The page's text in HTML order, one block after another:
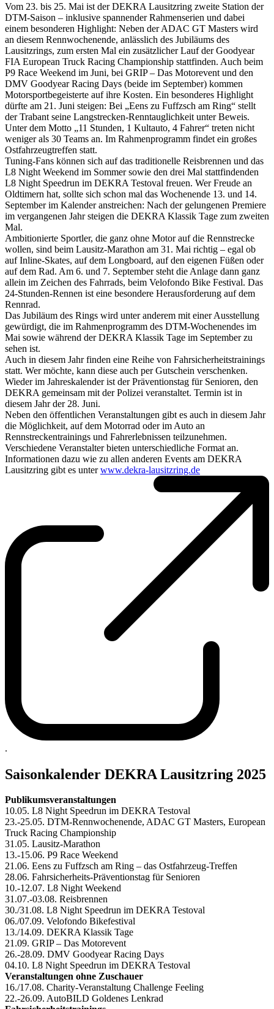
Vom 23. bis 25. Mai ist der DEKRA Lausitzring zweite Station der
DTM-Saison – inklusive spannender Rahmenserien und dabei
einem besonderen Highlight: Neben der ADAC GT Masters wird
an diesem Rennwochenende, anlässlich des Jubiläums des
Lausitzrings, zum ersten Mal ein zusätzlicher Lauf der Goodyear
FIA European Truck Racing Championship stattfinden. Auch beim
P9 Race Weekend im Juni, bei GRIP – Das Motorevent und den
DMV Goodyear Racing Days (beide im September) kommen
Motorsportbegeisterte auf ihre Kosten. Ein besonderes Highlight
dürfte am 21. Juni steigen: Bei „Eens zu Fuffzsch am Ring“ stellt
der Trabant seine Langstrecken-Renntauglichkeit unter Beweis.
Unter dem Motto „11 Stunden, 1 Kultauto, 4 Fahrer“ treten nicht
weniger als 30 Teams an. Im Rahmenprogramm findet ein großes
Ostfahrzeugtreffen statt.
Tuning-Fans können sich auf das traditionelle Reisbrennen und das
L8 Night Weekend im Sommer sowie den drei Mal stattfindenden
L8 Night Speedrun im DEKRA Testoval freuen. Wer Freude an
Oldtimern hat, sollte sich schon mal das Wochenende 13. und 14.
September im Kalender anstreichen: Nach der gelungenen Premiere
im vergangenen Jahr steigen die DEKRA Klassik Tage zum zweiten
Mal.
Ambitionierte Sportler, die ganz ohne Motor auf die Rennstrecke
wollen, sind beim Lausitz-Marathon am 31. Mai richtig – egal ob
auf Inline-Skates, auf dem Longboard, auf den eigenen Füßen oder
auf dem Rad. Am 6. und 7. September steht die Anlage dann ganz
allein im Zeichen des Fahrrads, beim Velofondo Bike Festival. Das
24-Stunden-Rennen ist eine besondere Herausforderung auf dem
Rennrad.
Das Jubiläum des Rings wird unter anderem mit einer Ausstellung
gewürdigt, die im Rahmenprogramm des DTM-Wochenendes im
Mai sowie während der DEKRA Klassik Tage im September zu
sehen ist.
Auch in diesem Jahr finden eine Reihe von Fahrsicherheitstrainings
statt. Wer möchte, kann diese auch per Gutschein verschenken.
Wieder im Jahreskalender ist der Präventionstag für Senioren, den
DEKRA gemeinsam mit der Polizei veranstaltet. Termin ist in
diesem Jahr der 28. Juni.
Neben den öffentlichen Veranstaltungen gibt es auch in diesem Jahr
die Möglichkeit, auf dem Motorrad oder im Auto an
Rennstreckentrainings und Fahrerlebnissen teilzunehmen.
Verschiedene Veranstalter bieten unterschiedliche Format an.
Informationen dazu wie zu allen anderen Events am DEKRA
Lausitzring gibt es unterwww.dekra-lausitzring.de
.
Saisonkalender DEKRA Lausitzring 2025
Publikumsveranstaltungen
10.05. L8 Night Speedrun im DEKRA Testoval
23.-25.05. DTM-Rennwochenende, ADAC GT Masters, European
Truck Racing Championship
31.05. Lausitz-Marathon
13.-15.06. P9 Race Weekend
21.06. Eens zu Fuffzsch am Ring – das Ostfahrzeug-Treffen
28.06. Fahrsicherheits-Präventionstag für Senioren
10.-12.07. L8 Night Weekend
31.07.-03.08. Reisbrennen
30./31.08. L8 Night Speedrun im DEKRA Testoval
06./07.09. Velofondo Bikefestival
13./14.09. DEKRA Klassik Tage
21.09. GRIP – Das Motorevent
26.-28.09. DMV Goodyear Racing Days
04.10. L8 Night Speedrun im DEKRA Testoval
Veranstaltungen ohne Zuschauer
16./17.08. Charity-Veranstaltung Challenge Feeling
22.-26.09. AutoBILD Goldenes Lenkrad